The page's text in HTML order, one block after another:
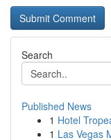
Search
Published News
1 Hotel
1 Las Vegas